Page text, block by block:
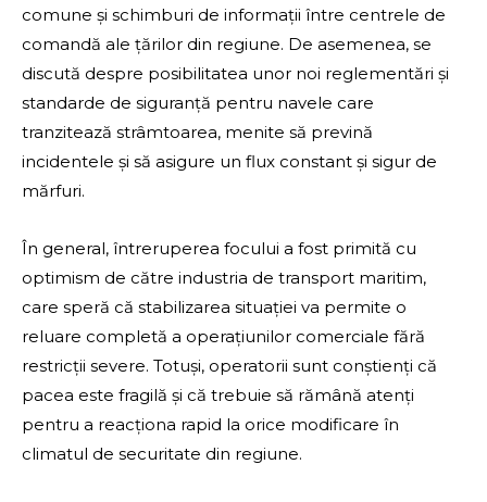
comune și schimburi de informații între centrele de
comandă ale țărilor din regiune. De asemenea, se
discută despre posibilitatea unor noi reglementări și
standarde de siguranță pentru navele care
tranzitează strâmtoarea, menite să prevină
incidentele și să asigure un flux constant și sigur de
mărfuri.
În general, întreruperea focului a fost primită cu
optimism de către industria de transport maritim,
care speră că stabilizarea situației va permite o
reluare completă a operațiunilor comerciale fără
restricții severe. Totuși, operatorii sunt conștienți că
pacea este fragilă și că trebuie să rămână atenți
pentru a reacționa rapid la orice modificare în
climatul de securitate din regiune.